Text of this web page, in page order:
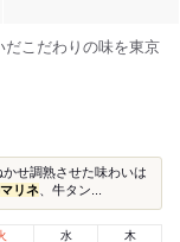
こだわりの味を東京
せ調熟させた味わいは
マリネ 、牛タン...
水 木